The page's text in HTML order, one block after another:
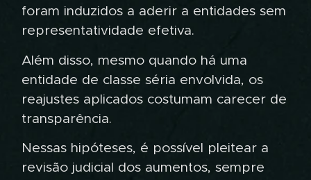
foram induzidos a aderir a entidades sem
representatividade efetiva.
Além disso, mesmo quando há uma
entidade de classe séria envolvida, os
reajustes aplicados costumam carecer de
transparência.
Nessas hipóteses, é possível pleitear a
revisão judicial dos aumentos, sempre